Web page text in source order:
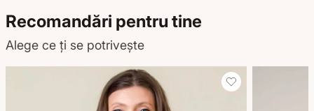
Recomandări pentru tine
Alege ce ți se potrivește